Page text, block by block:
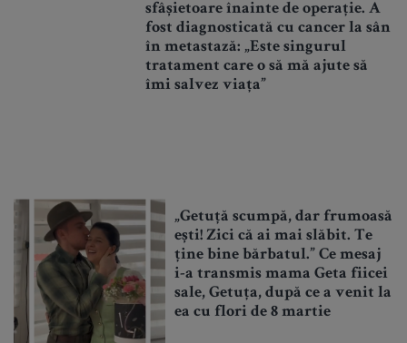
sfâșietoare înainte de operație. A
fost diagnosticată cu cancer la sân
în metastază: „Este singurul
tratament care o să mă ajute să
îmi salvez viața”
„Getuță scumpă, dar frumoasă
ești! Zici că ai mai slăbit. Te
ține bine bărbatul.” Ce mesaj
i-a transmis mama Geta fiicei
sale, Getuța, după ce a venit la
ea cu flori de 8 martie